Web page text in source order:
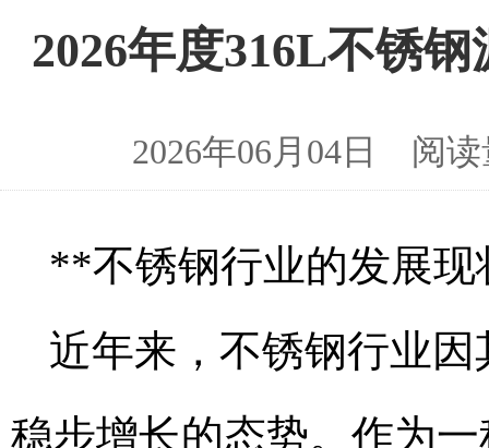
2026年度316L不锈
2026年06月04日 阅
**不锈钢行业的发展
近年来，不锈钢行业
稳步增长的态势。作为